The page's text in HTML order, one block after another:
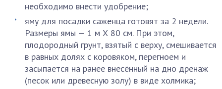
необходимо внести удобрение;
яму для посадки саженца готовят за 2 недели.
Размеры ямы — 1 м Х 80 см. При этом,
плодородный грунт, взятый с верху, смешивается
в равных долях с коровяком, перегноем и
засыпается на ранее внесённый на дно дренаж
(песок или древесную золу) в виде холмика;